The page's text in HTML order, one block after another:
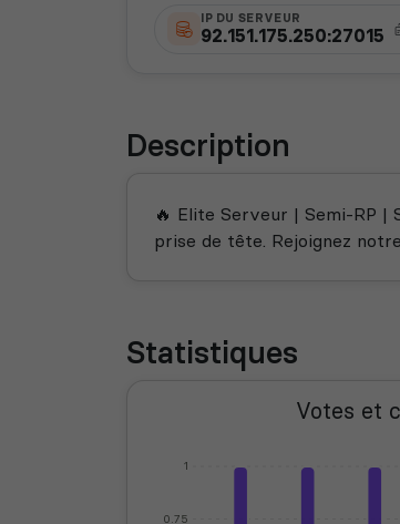
IP DU SERVEUR
92.151.175.250:27015
Description
🔥 Elite Serveur | Semi-RP |
prise de tête. Rejoignez
Statistiques
Votes et
0.75
1